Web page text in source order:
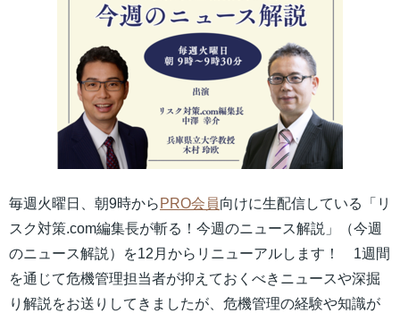
毎週火曜日、朝9時から PRO会員向けに生配信している「リ
スク対策.com編集長が斬る！今週のニュース解説」（今週
のニュース解説）を12月からリニューアルします！ 1週間
を通じて危機管理担当者が抑えておくべきニュースや深掘
り解説をお送りしてきましたが、危機管理の経験や知識が